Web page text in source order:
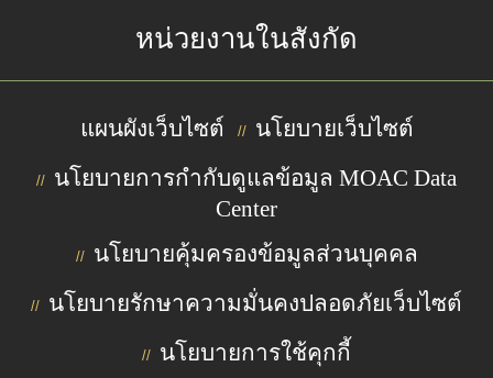
หน่วยงานในสังกัด
แผนผังเว็บไซต์ // นโยบายเว็บไซต์
// นโยบายการกำกับดูแลข้อมูล MOAC Data
Center
// นโยบายคุ้มครองข้อมูลส่วนบุคคล
// นโยบายรักษาความมั่นคงปลอดภัยเว็บไซต์
// นโยบายการใช้คุกกี้